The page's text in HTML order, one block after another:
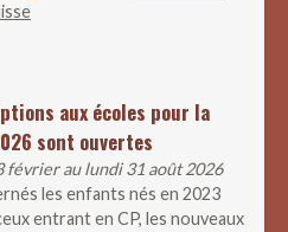
aux écoles pour la
sont ouvertes
février au lundi 31 août 2026
les enfants nés en 2023
entrant en CP, les nouveaux